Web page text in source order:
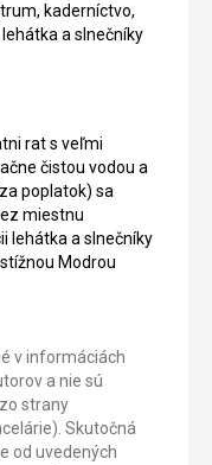
kaderníctvo,
a slnečníky
rat s veľmi
čistou vodou a
poplatok) sa
miestnu
lehátka a slnečníky
Modrou
v informáciách
a nie sú
strany
Skutočná
od uvedených